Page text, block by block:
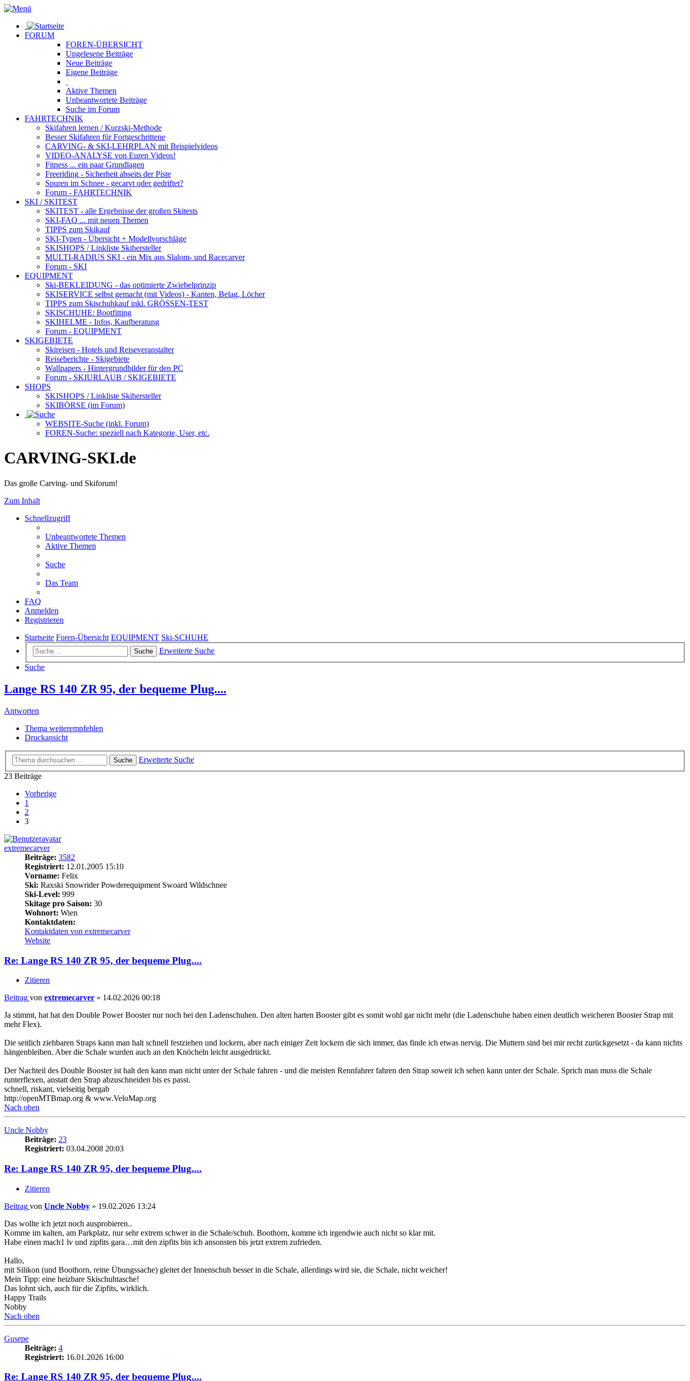
FORUM
FOREN-ÜBERSICHT
Ungelesene Beiträge
Neue Beiträge
Eigene Beiträge
Aktive Themen
Unbeantwortete Beiträge
Suche im Forum
FAHRTECHNIK
Skifahren lernen / Kurzski-Methode
Besser Skifahren für Fortgeschrittene
CARVING- & SKI-LEHRPLAN mit Beispielvideos
VIDEO-ANALYSE von Euren Videos!
Fitness ... ein paar Grundlagen
Freeriding - Sicherheit abseits der Piste
Spuren im Schnee - gecarvt oder gedriftet?
Forum - FAHRTECHNIK
SKI / SKITEST
SKITEST - alle Ergebnisse der großen Skitests
SKI-FAQ ... mit neuen Themen
TIPPS zum Skikauf
SKI-Typen - Übersicht + Modellvorschläge
SKISHOPS / Linkliste Skihersteller
MULTI-RADIUS SKI - ein Mix aus Slalom- und Racecarver
Forum - SKI
EQUIPMENT
Ski-BEKLEIDUNG - das optimierte Zwiebelprinzip
SKISERVICE selbst gemacht (mit Videos) - Kanten, Belag, Löcher
TIPPS zum Skischuhkaufinkl. GRÖSSEN-TEST
SKISCHUHE: Bootfitting
SKIHELME - Infos, Kaufberatung
Forum - EQUIPMENT
SKIGEBIETE
Skireisen - Hotels und Reiseveranstalter
Reiseberichte - Skigebiete
Wallpapers - Hintergrundbilder für den PC
Forum - SKIURLAUB / SKIGEBIETE
SHOPS
SKISHOPS / Linkliste Skihersteller
SKIBÖRSE (im Forum)
WEBSITE-Suche (inkl. Forum)
FOREN-Suche: speziell nach Kategorie, User, etc.
CARVING-SKI.de
Das große Carving- und Skiforum!
Zum Inhalt
Schnellzugriff
Unbeantwortete Themen
Aktive Themen
Suche
Das Team
FAQ
Anmelden
Registrieren
Startseite Foren-Übersicht EQUIPMENT Ski-SCHUHE
Suche
Erweiterte Suche
Suche
Lange RS 140 ZR 95, der bequeme Plug....
Antworten
Thema weiterempfehlen
Druckansicht
Suche
Erweiterte Suche
23 Beiträge
Vorherige
1
2
3
extremecarver
Beiträge: 3582
Registriert: 12.01.2005 15:10
Vorname: Felix
Ski: Raxski Snowrider Powderequipment Swoard Wildschnee
Ski-Level: 999
Skitage pro Saison: 30
Wohnort: Wien
Kontaktdaten:
Kontaktdaten von extremecarver
Website
Re: Lange RS 140 ZR 95, der bequeme Plug....
Zitieren
Beitrag von extremecarver » 14.02.2026 00:18
Ja stimmt, hat hat den Double Power Booster nur noch bei den Ladenschuhen. Den alten harten Booster gibt es somit wohl gar nicht mehr (die Ladenschuhe haben einen deutlich weicheren Booster Strap mit
mehr Flex).
Die seitlich ziehbaren Straps kann man halt schnell festziehen und lockern, aber nach einiger Zeit lockern die sich immer, das finde ich etwas nervig. Die Muttern sind bei mir recht zurückgesetzt - da kann nichts
hängenbleiben. Aber die Schale wurden auch an den Knöcheln leicht ausgedrückt.
Der Nachteil des Double Booster ist halt den kann man nicht unter der Schale fahren - und die meisten Rennfahrer fahren den Strap soweit ich sehen kann unter der Schale. Sprich man muss die Schale
runterflexen, anstatt den Strap abzuschneiden bis es passt.
schnell, riskant, vielseitig bergab
http://openMTBmap.org & www.VeloMap.org
Nach oben
Uncle Nobby
Beiträge: 23
Registriert: 03.04.2008 20:03
Re: Lange RS 140 ZR 95, der bequeme Plug....
Zitieren
Beitrag von Uncle Nobby » 19.02.2026 13:24
Das wollte ich jetzt noch ausprobieren..
Komme im kalten, am Parkplatz, nur sehr extrem schwer in die Schale/schuh. Boothorn, komme ich irgendwie auch nicht so klar mit.
Habe einen mach1 lv und zipfits gara…mit den zipfits bin ich ansonsten bis jetzt extrem zufrieden.
Hallo,
mit Silikon (und Boothorn, reine Übungssache) gleitet der Innenschuh besser in die Schale, allerdings wird sie, die Schale, nicht weicher!
Mein Tipp: eine heizbare Skischuhtasche!
Das lohnt sich, auch für die Zipfits, wirklich.
Happy Trails
Nobby
Nach oben
Gusepe
Beiträge: 4
Registriert: 16.01.2026 16:00
Re: Lange RS 140 ZR 95, der bequeme Plug....